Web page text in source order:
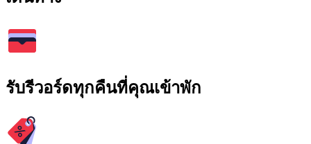
รับรีวอร์ดทุกคืนที่คุณเข้าพัก